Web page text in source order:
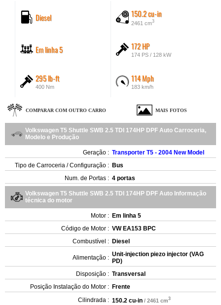
Diesel 150.2 cu-in
2461 cm3
Em linha 5 172 HP
174 PS / 128 kW
295 lb-ft
400 Nm
114 Mph
183 km/h
COMPARAR COM OUTRO CARRO MAIS FOTOS
Volkswagen T5 Shuttle SWB 2.5 TDI 174HP DPF Auto Carroceria,
Modelo e Produção
Geração : Transporter T5 - 2004 New Model
Tipo de Carroceria / Configuração : Bus
Num. de Portas : 4 portas
Volkswagen T5 Shuttle SWB 2.5 TDI 174HP DPF Auto Informação
técnica do motor
Motor : Em linha 5
Código de Motor : VW EA153 BPC
Combustível : Diesel
Alimentação : Unit-injection piezo injector (VAG
PD)
Disposição : Transversal
Posição Instalação do Motor : Frente
Cilindrada : 150.2 cu-in / 2461 cm3